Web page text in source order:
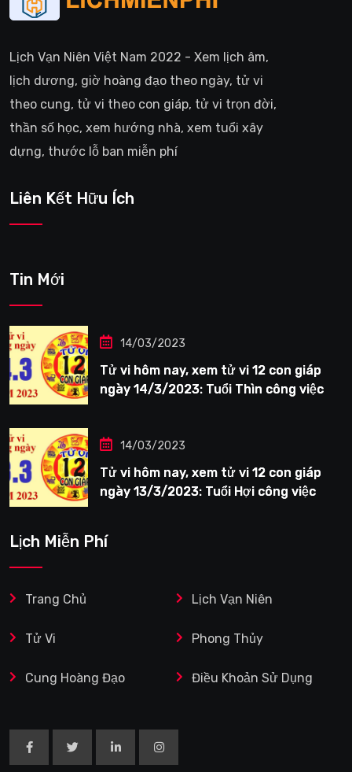
Lịch Vạn Niên Việt Nam 2022 - Xem lịch âm,
lịch dương, giờ hoàng đạo theo ngày, tử vi
theo cung, tử vi theo con giáp, tử vi trọn đời,
thần số học, xem hướng nhà, xem tuổi xây
dựng, thước lỗ ban miễn phí
Liên Kết Hữu Ích
Tin Mới
14/03/2023
Tử vi hôm nay, xem tử vi 12 con giáp
ngày 14/3/2023: Tuổi Thìn công việc
14/03/2023
Tử vi hôm nay, xem tử vi 12 con giáp
ngày 13/3/2023: Tuổi Hợi công việc
Lịch Miễn Phí
Trang Chủ Lịch Vạn Niên
Tử Vi Phong Thủy
Cung Hoàng Đạo Điều Khoản Sử Dụng